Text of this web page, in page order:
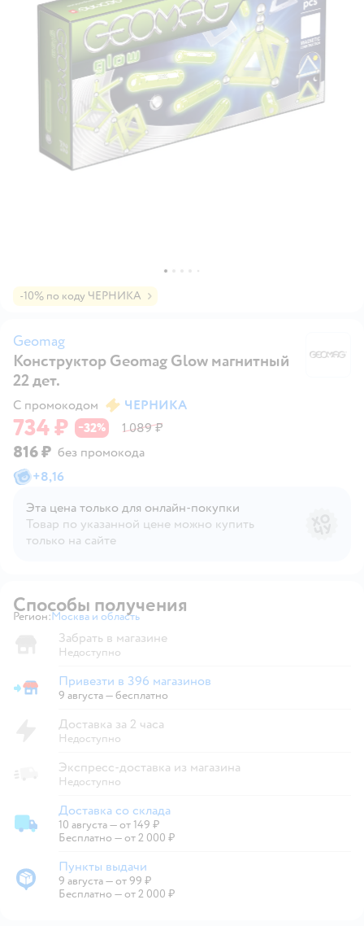
-10% по коду ЧЕРНИКА
Geomag
Конструктор Geomag Glow магнитный
22 дет.
С промокодом ЧЕРНИКА
734 ₽ −32% 1 089 ₽
816 ₽ без промокода
+8,16
Эта цена только для онлайн‑покупки
Товар по указанной цене можно купить
только на сайте
Способы получения
Регион: Выбор адреса доставки.
Москва и область
Забрать в магазине
Недоступно
Привезти в магазин
Привезти в 396 магазинов
9 августа—бесплатно
Доставка за 2 часа
Недоступно
Экспресс-доставка из магазина
Недоступно
Доставка со склада
Доставка со склада
10 августа—от 149 ₽
Бесплатно — от 2 000 ₽
Пункты выдачи
Пункты выдачи
9 августа—от 99 ₽
Бесплатно — от 2 000 ₽